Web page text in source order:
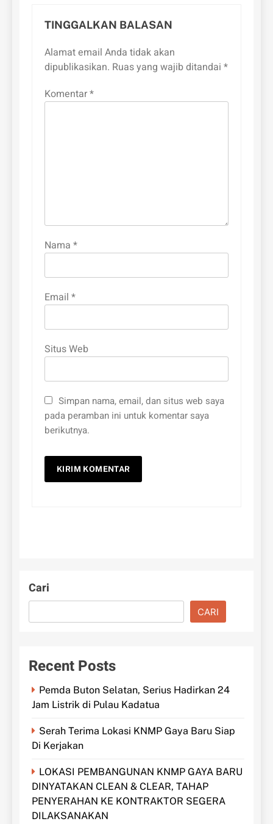
TINGGALKAN BALASAN
Alamat email Anda tidak akan
dipublikasikan. Ruas yang wajib ditandai *
Komentar*
Nama *
Email *
Situs Web
Simpan nama, email, dan situs web saya
pada peramban ini untuk komentar saya
berikutnya.
Cari
CARI
Recent Posts
Pemda Buton Selatan, Serius Hadirkan 24
Jam Listrik di Pulau Kadatua
Serah Terima Lokasi KNMP Gaya Baru Siap
Di Kerjakan
LOKASI PEMBANGUNAN KNMP GAYA BARU
DINYATAKAN CLEAN & CLEAR, TAHAP
PENYERAHAN KE KONTRAKTOR SEGERA
DILAKSANAKAN